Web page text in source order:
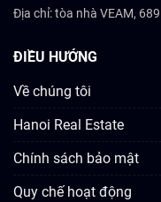
Địa chỉ: tòa nhà VEAM,
ĐIỀU HƯỚNG
Về chúng tôi
Hanoi Real Estate
Chính sách bảo mật
Quy chế hoạt động